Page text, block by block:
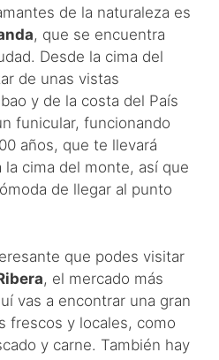
de la naturaleza es
, que se encuentra
Desde la cima del
de unas vistas
y de la costa del País
funicular, funcionando
años, que te llevará
la cima del monte, así que
de llegar al punto
que podes visitar
, el mercado más
vas a encontrar una gran
frescos y locales, como
y carne. También hay